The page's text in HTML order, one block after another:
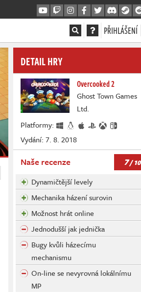
PŘIHLÁŠENÍ
DETAIL HRY
Overcooked 2
Ghost Town Games
Ltd.
Platformy:
Vydání: 7. 8. 2018
Naše recenze 7/ 10
Dynamičtější levely
Mechanika házení surovin
Možnost hrát online
Jednodušší jak jednička
Bugy kvůli házecímu
mechanismu
On-line se nevyrovná lokálnímu
MP